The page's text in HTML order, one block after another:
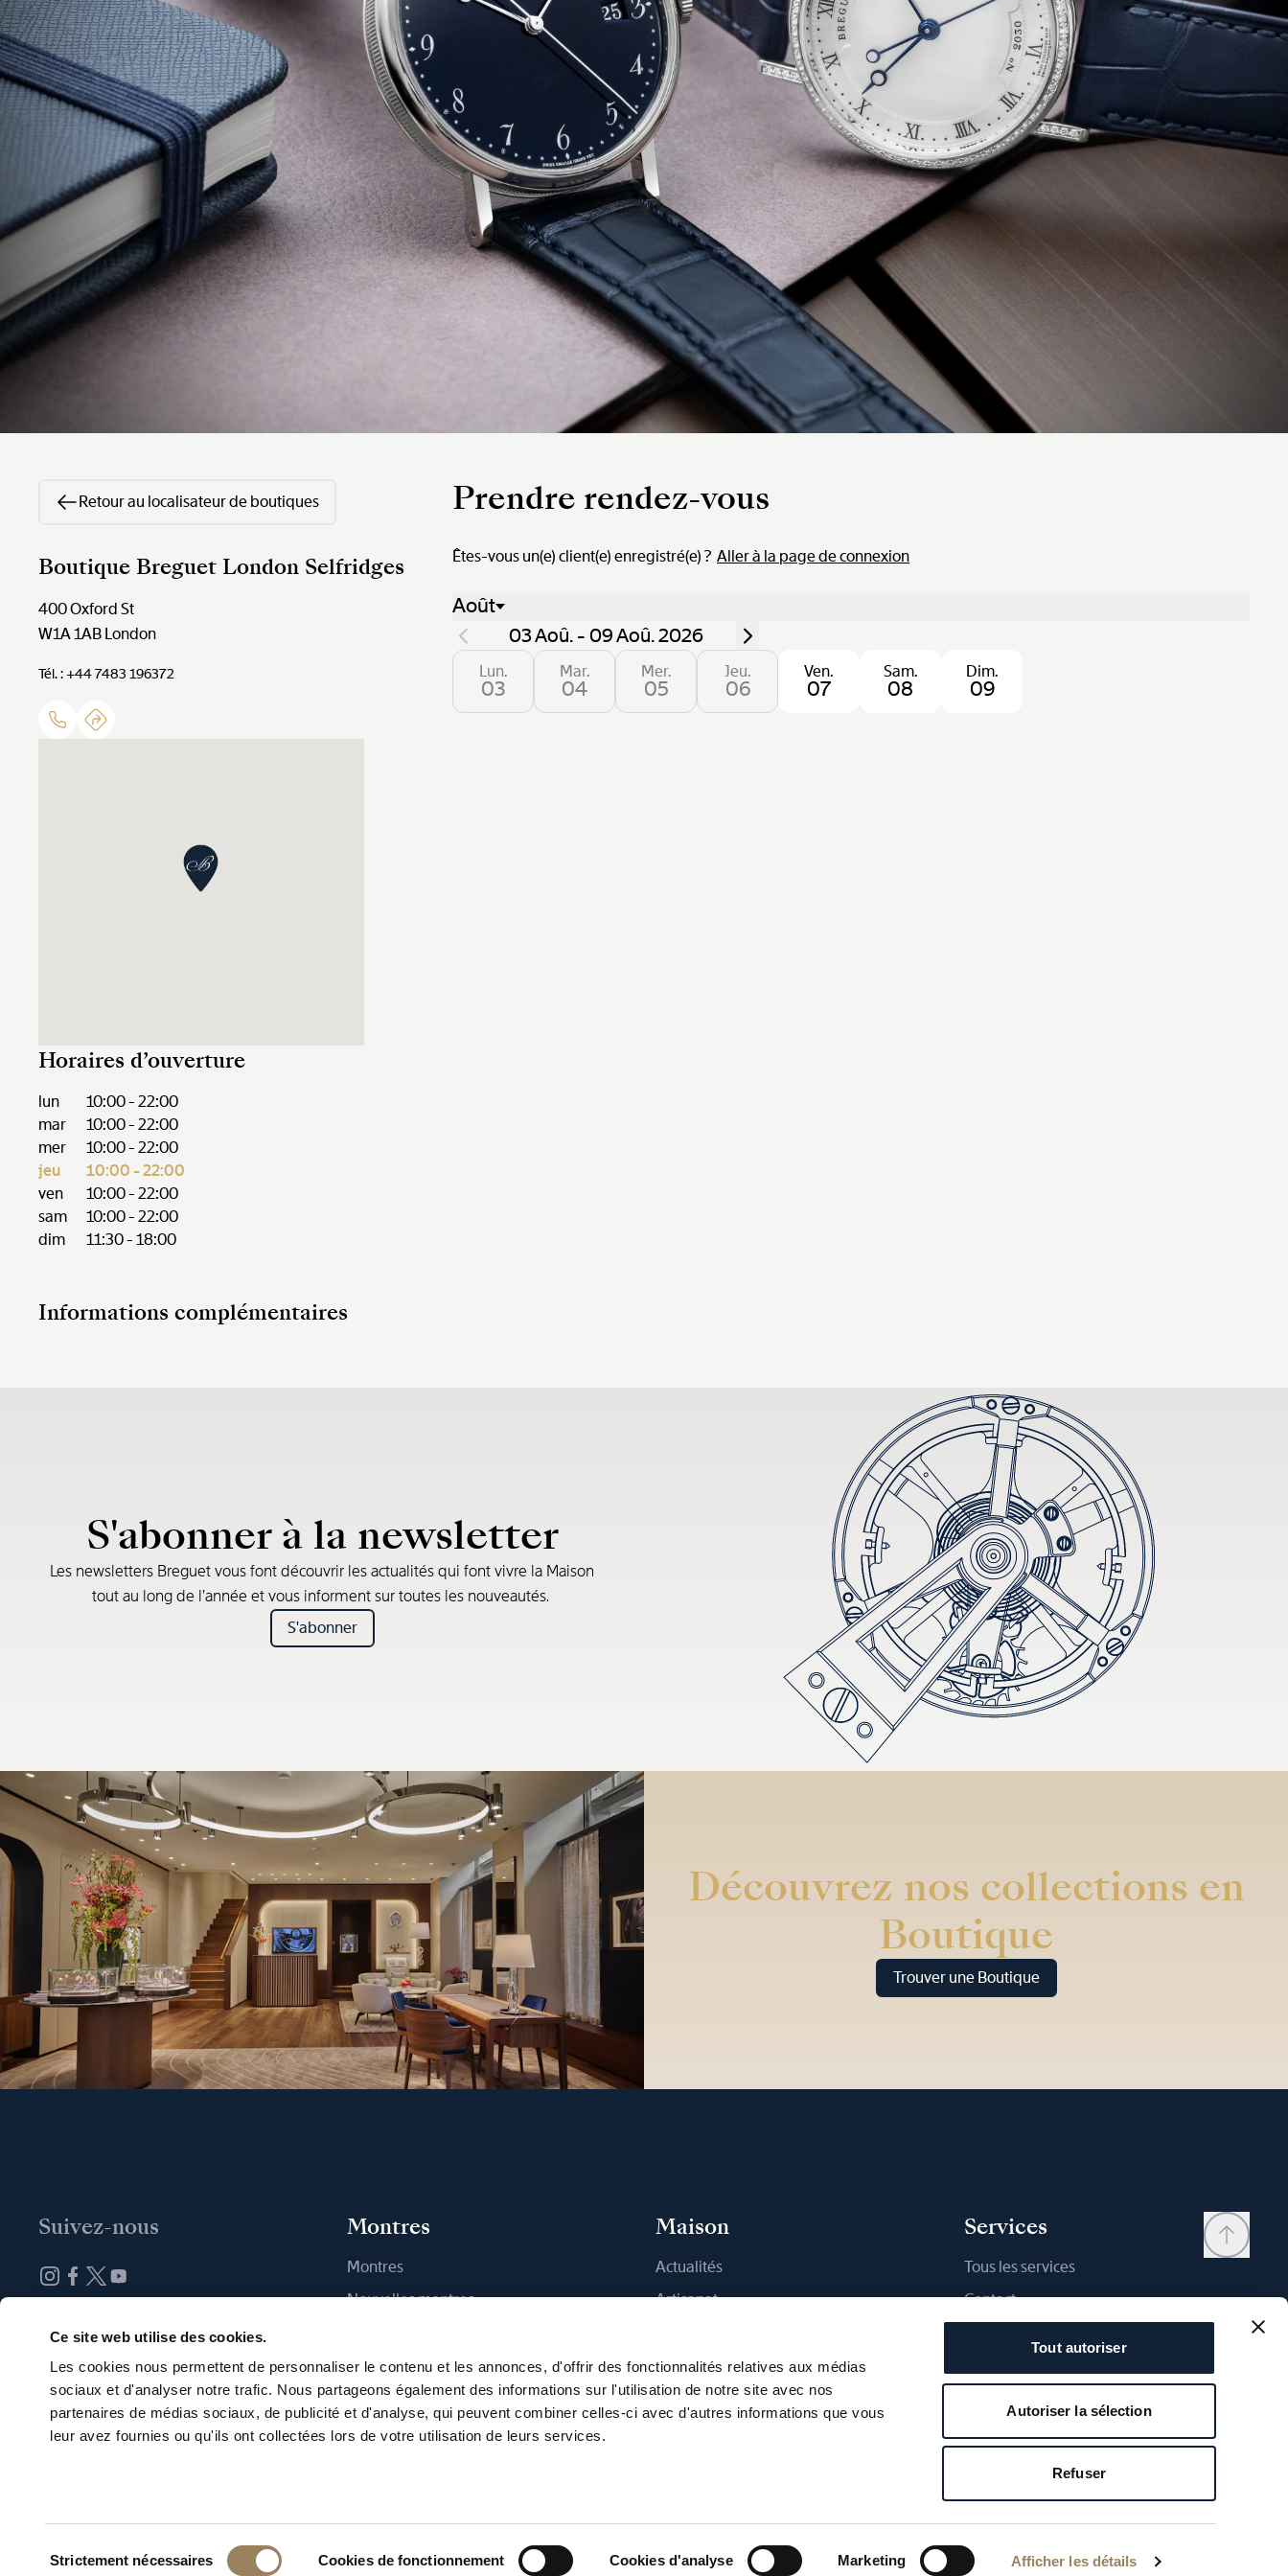
Ce site web utilise des cookies.
Les cookies nous permettent de personnaliser le contenu et les annonces, d'offrir des fonctionnalités relatives aux médias
sociaux et d'analyser notre trafic. Nous partageons également des informations sur l'utilisation de notre site avec nos
partenaires de médias sociaux, de publicité et d'analyse, qui peuvent combiner celles-ci avec d'autres informations que vous
leur avez fournies ou qu'ils ont collectées lors de votre utilisation de leurs services.
Strictement nécessaires Cookies de fonctionnement Cookies d'analyse Marketing Afficher les détails
Tout autoriser
Autoriser la sélection
Refuser
Retour au localisateur de boutiques
Boutique Breguet London Selfridges
400 Oxford St
W1A 1ABLondon
Tél. : +44 7483 196372
Horaires d’ouverture
lun
10:00 - 22:00
mar
10:00 - 22:00
mer
10:00 - 22:00
jeu
10:00 - 22:00
ven
10:00 - 22:00
sam
10:00 - 22:00
dim
11:30 - 18:00
Informations complémentaires
Prendre rendez-vous
Êtes-vous un(e) client(e) enregistré(e) ? Aller à la page de connexion
Août
03 Aoû. - 09 Aoû. 2026
Lun.
03
Mar.
04
Mer.
05
Jeu.
06
Ven.
07
Sam.
08
Dim.
09
S'abonner à la newsletter
Les newsletters Breguet vous font découvrir les actualités qui font vivre la Maison
tout au long de l’année et vous informent sur toutes les nouveautés.
S'abonner
Découvrez nos collections en
Boutique
Trouver une Boutique
Suivez-nous Montres
Montres
Nouvelles montres
Maison
Actualités
Artisanat
Durabilité
Carrière
Services
Tous les services
Contact
Français Conditions d'utilisationPolitique de confidentialitéProgramme VDPAccessibilité
Données EnvironnementalesDéclaration sur les Cookies Cookies
Copyright Breguet - 2026